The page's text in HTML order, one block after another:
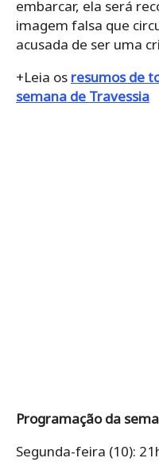
embarcar, ela será
imagem falsa que
acusada de ser uma
+Leia os resumos de
semana de Travessia
Programação da
Segunda-feira (10):